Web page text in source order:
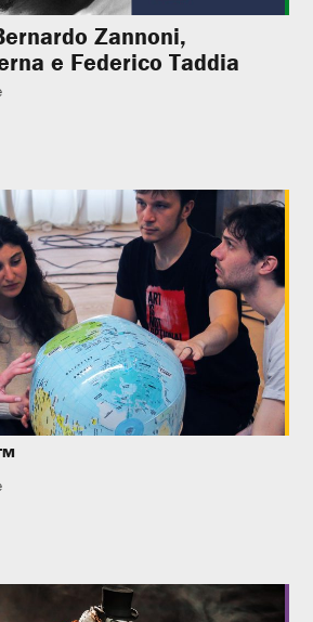
Zannoni,
e Federico Taddia